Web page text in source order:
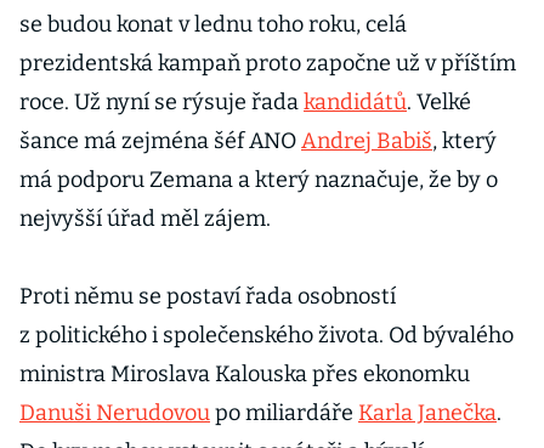
se budou konat v lednu toho roku, celá
prezidentská kampaň proto započne už v příštím
roce. Už nyní se rýsuje řadakandidátů. Velké
šance má zejména šéf ANOAndrej Babiš, který
má podporu Zemana a který naznačuje, že by o
nejvyšší úřad měl zájem.
Proti němu se postaví řada osobností
z politického i společenského života. Od bývalého
ministra Miroslava Kalouska přes ekonomku
Danuši Nerudovoupo miliardáře Karla Janečka.